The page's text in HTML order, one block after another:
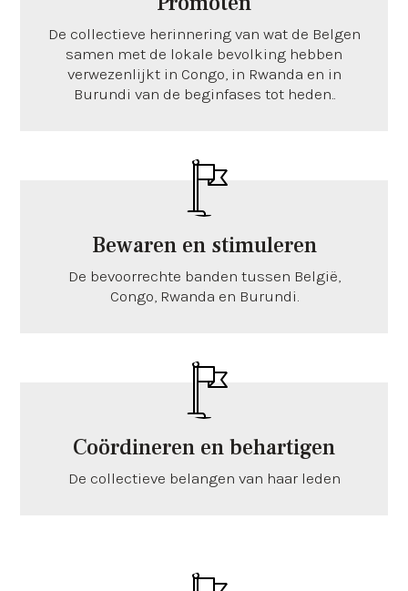
De collectieve herinnering van wat de Belgen
samen met de lokale bevolking hebben
verwezenlijkt in Congo, in Rwanda en in
Burundi van de beginfases tot heden..
Bewaren en stimuleren
De bevoorrechte banden tussen België,
Congo, Rwanda en Burundi.
Coördineren en behartigen
De collectieve belangen van haar leden